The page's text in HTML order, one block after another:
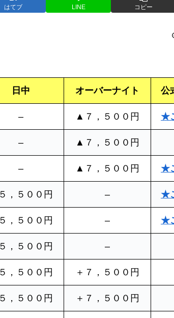
はてブ LINE コピー
日中 オーバーナイト 公
– ▲７，５００円 ★
– ▲７，５００円
– ▲７，５００円 ★
，５００円 – ★
，５００円 – ★
，５００円 –
，５００円 ＋７，５００円
，５００円 ＋７，５００円